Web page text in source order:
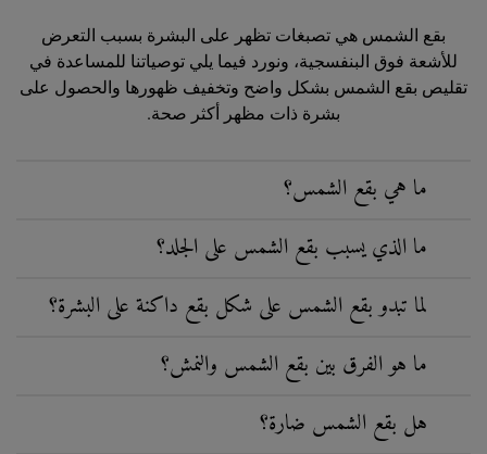
بقع الشمس هي تصبغات تظهر على البشرة بسبب التعرض
للأشعة فوق البنفسجية، ونورد فيما يلي توصياتنا للمساعدة في
تقليص بقع الشمس بشكل واضح وتخفيف ظهورها والحصول على
بشرة ذات مظهر أكثر صحة.
ما هي بقع الشمس؟
ما الذي يسبب بقع الشمس على الجلد؟
لما تبدو بقع الشمس على شكل بقع داكنة على البشرة؟
ما هو الفرق بين بقع الشمس والنمش؟
هل بقع الشمس ضارة؟